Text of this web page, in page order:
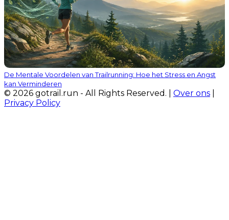
De Mentale Voordelen van Trailrunning: Hoe het Stress en Angst
kan Verminderen
© 2026 gotrail.run - All Rights Reserved. | Over ons
Privacy Policy